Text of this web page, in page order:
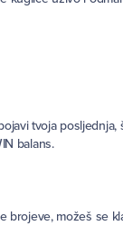
tvoja posljednja,
balans.
možeš se